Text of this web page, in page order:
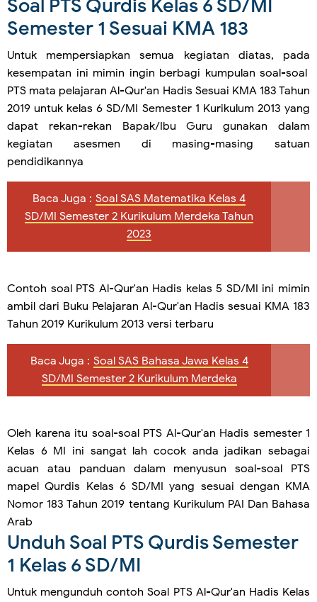
Soal PTS Qurdis Kelas 6 SD/MI
Semester 1 Sesuai KMA 183
Untuk mempersiapkan semua kegiatan diatas, pada
kesempatan ini mimin ingin berbagi kumpulan soal-soal
PTS mata pelajaran Al-Qur'an Hadis Sesuai KMA 183 Tahun
2019 untuk kelas 6 SD/MI Semester 1 Kurikulum 2013 yang
dapat rekan-rekan Bapak/Ibu Guru gunakan dalam
kegiatan asesmen di masing-masing satuan
pendidikannya
Baca Juga : Soal SAS Matematika Kelas 4
SD/MI Semester 2 Kurikulum Merdeka Tahun
2023
Contoh soal PTS Al-Qur'an Hadis kelas 5 SD/MI ini mimin
ambil dari Buku Pelajaran Al-Qur'an Hadis sesuai KMA 183
Tahun 2019 Kurikulum 2013 versi terbaru
Baca Juga : Soal SAS Bahasa Jawa Kelas 4
SD/MI Semester 2 Kurikulum Merdeka
Oleh karena itu soal-soal PTS Al-Qur'an Hadis semester 1
Kelas 6 MI ini sangat lah cocok anda jadikan sebagai
acuan atau panduan dalam menyusun soal-soal PTS
mapel Qurdis Kelas 6 SD/MI yang sesuai dengan KMA
Nomor 183 Tahun 2019 tentang Kurikulum PAI Dan Bahasa
Arab
Unduh Soal PTS Qurdis Semester
1 Kelas 6 SD/MI
Untuk mengunduh contoh Soal PTS Al-Qur'an Hadis Kelas